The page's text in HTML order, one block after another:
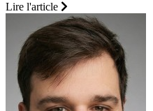
Lire l'article